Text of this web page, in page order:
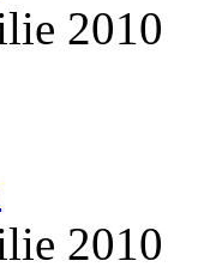
2010
2010